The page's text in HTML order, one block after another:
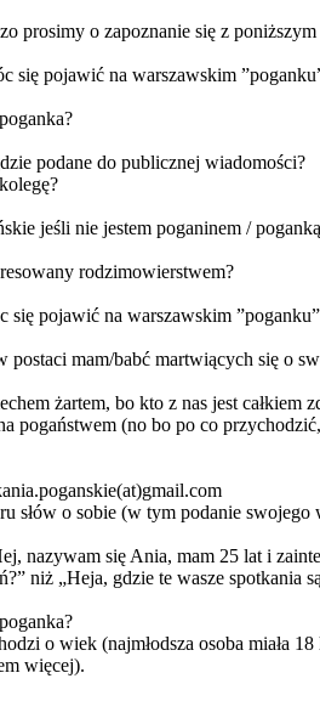
prosimy o zapoznanie się z
się pojawić na warszawskim
podane do publicznej wiadomości?
jeśli nie jestem poganinem /
rodzimowierstwem?
się pojawić na warszawskim
postaci mam/babć martwiących się o
żartem, bo kto z nas jest
pogaństwem (no bo po co
słów o sobie (w tym podanie
nazywam się Ania, mam 25 lat i
niż „Heja, gdzie te wasze spotkania
o wiek (najmłodsza osoba miała
więcej).